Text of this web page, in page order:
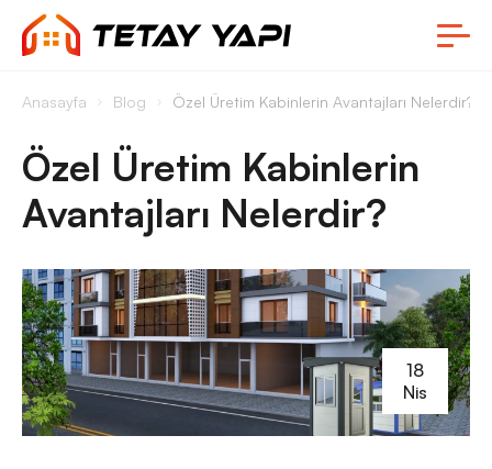
Anasayfa Blog Özel Üretim Kabinlerin Avantajları Nelerdir?
Özel Üretim Kabinlerin
Avantajları Nelerdir?
18
Nis